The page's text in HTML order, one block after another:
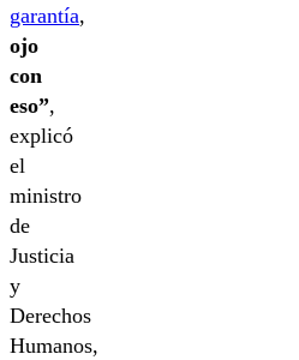
garantía,
ojo
con
eso”,
explicó
el
ministro
de
Justicia
y
Derechos
Humanos,